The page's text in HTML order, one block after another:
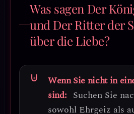
Was sagen Der
und Der Ritter der
über die Liebe?
Wenn Sie nicht in
sind: Suchen Sie
sowohl Ehrgeiz als